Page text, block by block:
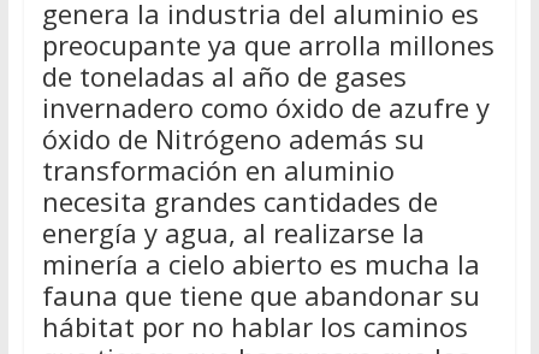
genera la industria del aluminio es
preocupante ya que arrolla millones
de toneladas al año de gases
invernadero como óxido de azufre y
óxido de Nitrógeno además su
transformación en aluminio
necesita grandes cantidades de
energía y agua, al realizarse la
minería a cielo abierto es mucha la
fauna que tiene que abandonar su
hábitat por no hablar los caminos